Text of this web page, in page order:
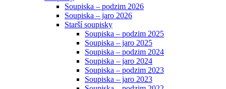
Soupiska – podzim 2026
Soupiska – jaro 2026
Starší soupisky
Soupiska – podzim 2025
Soupiska – jaro 2025
Soupiska – podzim 2024
Soupiska – jaro 2024
Soupiska – podzim 2023
Soupiska – jaro 2023